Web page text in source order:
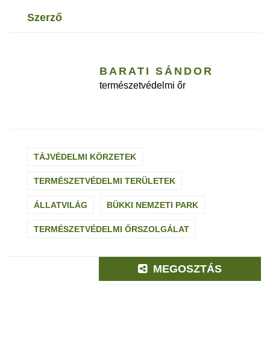
szerző
BARATI SÁNDOR
természetvédelmi őr
TÁJVÉDELMI KÖRZETEK
TERMÉSZETVÉDELMI TERÜLETEK
ÁLLATVILÁG BÜKKI NEMZETI PARK
TERMÉSZETVÉDELMI ŐRSZOLGÁLAT
MEGOSZTÁS